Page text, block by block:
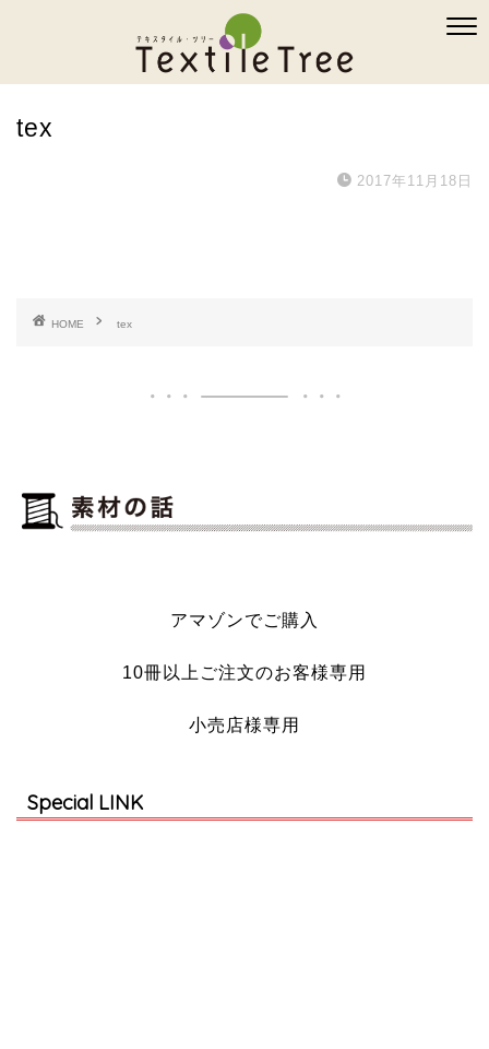
tex
2017年11月18日
HOME tex
アマゾンでご購入
10冊以上ご注文のお客様専用
小売店様専用
Special LINK